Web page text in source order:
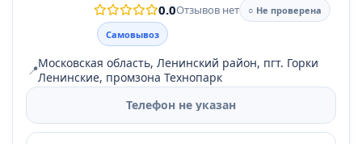
0.0Отзывов нет
○ Не проверена
Самовывоз
📍Московская область, Ленинский район, пгт. Горки
Ленинские, промзона Технопарк
Телефон не указан